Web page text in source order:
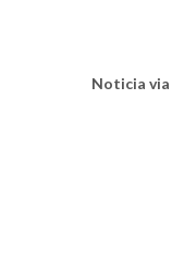
Noticia via